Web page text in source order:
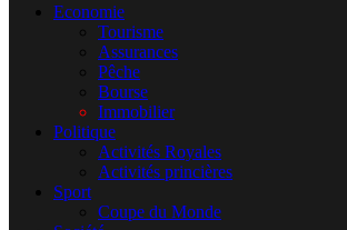
Economie
Tourisme
Assurances
Pêche
Bourse
Immobilier
Politique
Activités Royales
Activités princières
Sport
Coupe du Monde